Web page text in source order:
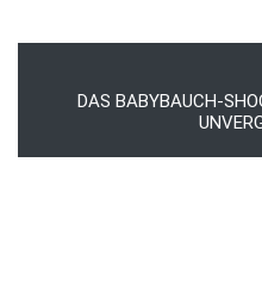
DAS BABYBAUCH-